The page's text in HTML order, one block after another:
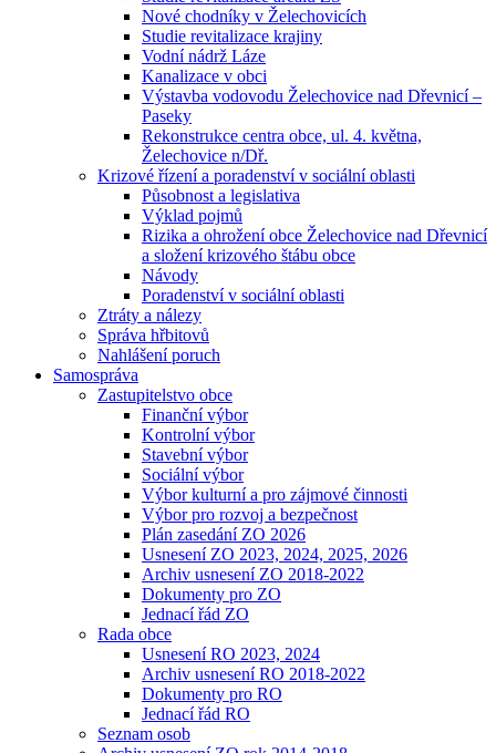
Nové chodníky v Želechovicích
Studie revitalizace krajiny
Vodní nádrž Láze
Kanalizace v obci
Výstavba vodovodu Želechovice nad Dřevnicí –
Paseky
Rekonstrukce centra obce, ul. 4. května,
Želechovice n/Dř.
Krizové řízení a poradenství v sociální oblasti
Působnost a legislativa
Výklad pojmů
Rizika a ohrožení obce Želechovice nad Dřevnicí
a složení krizového štábu obce
Návody
Poradenství v sociální oblasti
Ztráty a nálezy
Správa hřbitovů
Nahlášení poruch
Samospráva
Zastupitelstvo obce
Finanční výbor
Kontrolní výbor
Stavební výbor
Sociální výbor
Výbor kulturní a pro zájmové činnosti
Výbor pro rozvoj a bezpečnost
Plán zasedání ZO 2026
Usnesení ZO 2023, 2024, 2025, 2026
Archiv usnesení ZO 2018-2022
Dokumenty pro ZO
Jednací řád ZO
Rada obce
Usnesení RO 2023, 2024
Archiv usnesení RO 2018-2022
Dokumenty pro RO
Jednací řád RO
Seznam osob